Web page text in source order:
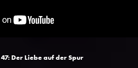
Der Liebe auf der Spur